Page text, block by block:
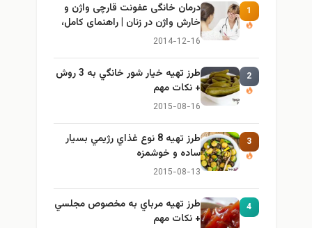
1
درمان خانگی عفونت قارچی واژن و
خارش واژن در زنان | راهنمای کامل،
ایمن و کاربردی
2014-12-16
2
طرز تهيه خیار شور خانگي به 3 روش
+ نكات مهم
2015-08-16
3
طرز تهيه 8 نوع غذاي رژيمي بسيار
ساده و خوشمزه
2015-08-13
4
طرز تهيه مرباي به مخصوص مجلسي
+ نكات مهم